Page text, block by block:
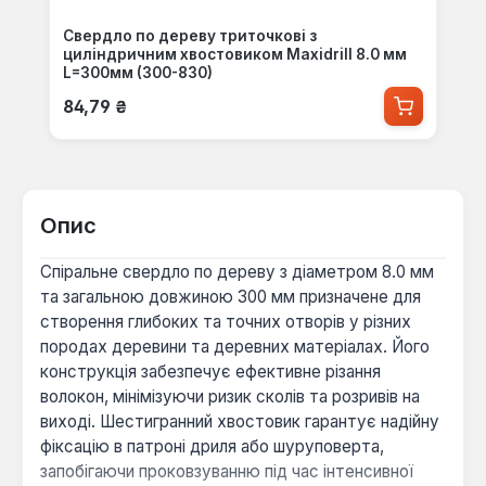
Свердло по дереву триточкові з
циліндричним хвостовиком Maxidrill 8.0 мм
L=300мм (300-830)
Звичайна ціна:
84,79 ₴
Опис
Спіральне свердло по дереву з діаметром 8.0 мм
та загальною довжиною 300 мм призначене для
створення глибоких та точних отворів у різних
породах деревини та деревних матеріалах. Його
конструкція забезпечує ефективне різання
волокон, мінімізуючи ризик сколів та розривів на
виході. Шестигранний хвостовик гарантує надійну
фіксацію в патроні дриля або шуруповерта,
запобігаючи проковзуванню під час інтенсивної